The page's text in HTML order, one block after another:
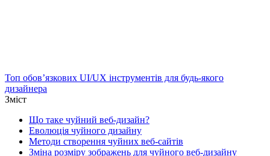
Топ обов’язкових UI/UX інструментів для будь-якого
дизайнера
Зміст
Що таке чуйний веб-дизайн?
Еволюція чуйного дизайну
Методи створення чуйних веб-сайтів
Зміна розміру зображень для чуйного веб-дизайну